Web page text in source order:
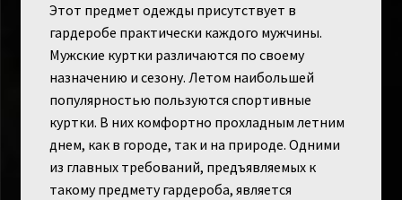
Этот предмет одежды присутствует в
гардеробе практически каждого мужчины.
Мужские куртки различаются по своему
назначению и сезону. Летом наибольшей
популярностью пользуются спортивные
куртки. В них комфортно прохладным летним
днем, как в городе, так и на природе. Одними
из главных требований, предъявляемых к
такому предмету гардероба, является